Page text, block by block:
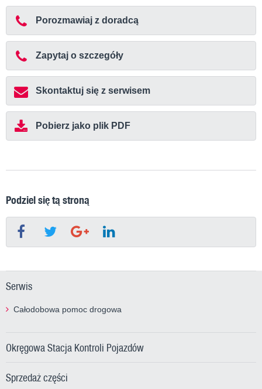
Porozmawiaj z doradcą
Zapytaj o szczegóły
Skontaktuj się z serwisem
Pobierz jako plik PDF
Podziel się tą stroną
Serwis
Całodobowa pomoc drogowa
Okręgowa Stacja Kontroli Pojazdów
Sprzedaż części